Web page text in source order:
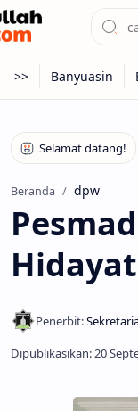
Beranda dpw